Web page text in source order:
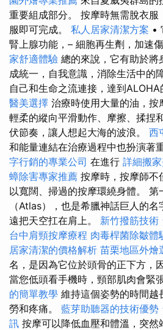
重要組成部分。 按摩時無需脫衣服
服即可完成。 私人居家清潔方案 •
腎上腺功能，– 細胞再生劑，加速
家舒適體驗 總的來說，它有助於將
成統一，自我意識，消除生活中的
自己和生命之流連接，達到ALOHA
醫美選擇 治療時使用大量的油，按
輕柔的縱向平滑動作、摩擦、揉捏
伏節奏，讓人想起大海的波浪。 西
和能量連結在治療過程中也扮演著
字行銷的專業公司 在進行 詳細搬
蟑除害專家推薦 按摩時，按摩師不
以寬闊、掃過的按摩環繞身體。 第
（Atlas），也是希臘神話巨人的
遠把天空扛在肩上。 新竹撥筋技術
台中肩頸按摩療程 肉毒桿菌除皺體
居家清潔的價格解析 苗栗地區外燴
名，是因為它位於頭骨的正下方，
當您低頭看手機時，頸部肌肉會緊
的簡單教學 維持這個姿勢的時間越
勞和疼痛。 藍芽助聽器的技術優勢
訊 按摩可以降低血壓和體溫，突然